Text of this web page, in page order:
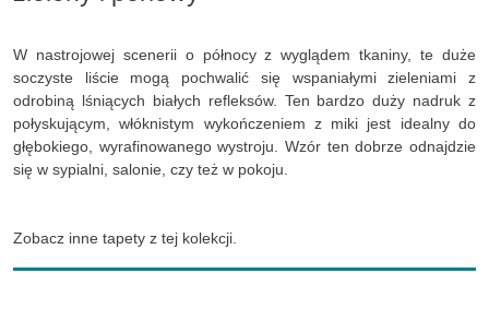
W nastrojowej scenerii o północy z wyglądem tkaniny, te duże
soczyste liście mogą pochwalić się wspaniałymi zieleniami z
odrobiną lśniących białych refleksów. Ten bardzo duży nadruk z
połyskującym, włóknistym wykończeniem z miki jest idealny do
głębokiego, wyrafinowanego wystroju. Wzór ten dobrze odnajdzie
się w sypialni, salonie, czy też w pokoju.
Zobacz inne tapety z tej kolekcji.